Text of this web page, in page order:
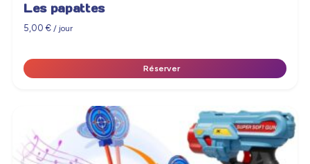
Les papattes
5,00€ / jour
Réserver